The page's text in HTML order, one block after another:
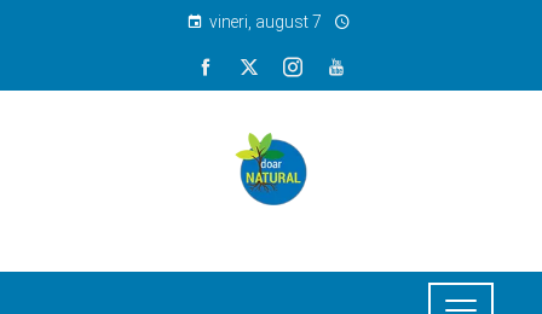
vineri, august 7